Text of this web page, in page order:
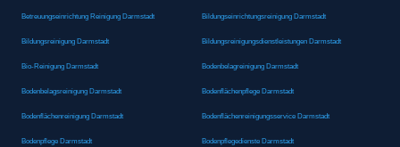
Betreuungseinrichtung Reinigung Darmstadt Bildungseinrichtungsreinigung Darmstadt
Bildungsreinigung Darmstadt Bildungsreinigungsdienstleistungen Darmstadt
Bio-Reinigung Darmstadt Bodenbelagreinigung Darmstadt
Bodenbelagsreinigung Darmstadt Bodenflächenpflege Darmstadt
Bodenflächenreinigung Darmstadt Bodenflächenreinigungsservice Darmstadt
Bodenpflege Darmstadt Bodenpflegedienste Darmstadt